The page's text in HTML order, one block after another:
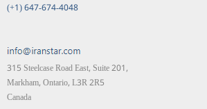
(+1) 647-674-4048
315 Steelcase Road East, Suite 201,
Markham, Ontario, L3R 2R5
Canada